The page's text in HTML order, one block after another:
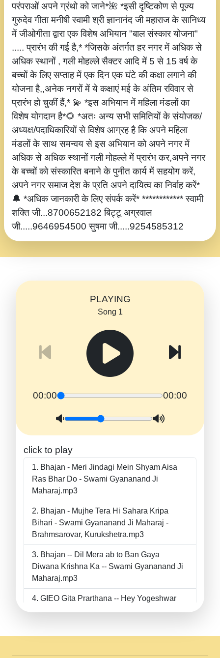
परंपराओं अपने ग्रंथो को जाने*🌺 *इसी दृष्टिकोण से पूज्य
गुरुदेव गीता मनीषी स्वामी श्री ज्ञानानंद जी महाराज के सानिध्य
में जीओगीता द्वारा एक विशेष अभियान "बाल संस्कार योजना"
..... प्रारंभ की गई है,* *जिसके अंतर्गत हर नगर में अधिक से
अधिक स्थानों , गली मोहल्ले सैक्टर आदि में 5 से 15 वर्ष के
बच्चों के लिए सप्ताह में एक दिन एक घंटे की कक्षा लगाने की
योजना है,,अनेक नगरों में ये कक्षाएं मई के अंतिम रविवार से
प्रारंभ हो चुकीं हैं,* 💫 *इस अभियान में महिला मंडलों का
विशेष योगदान है*🌻 *अतः अन्य सभी समितियों के संयोजक/
अध्यक्ष/पदाधिकारियों से विशेष आग्रह है कि अपने महिला
मंडलों के साथ समन्वय से इस अभियान को अपने नगर में
अधिक से अधिक स्थानों गली मोहल्ले में प्रारंभ कर,अपने नगर
के बच्चों को संस्कारित बनाने के पुनीत कार्य में सहयोग करें,
अपने नगर समाज देश के प्रति अपने दायित्व का निर्वाह करें*
🔔 *अधिक जानकारी के लिए संपर्क करें* ************ स्वामी
शक्ति जी...8700652182 बिट्टू अग्रवाल
जी.....9646954500 सुषमा जी.....9254585312
PLAYING
Song 1
00:00 00:00
click to play
Bhajan - Meri Jindagi Mein Shyam Aisa
Ras Bhar Do - Swami Gyananand Ji
Maharaj.mp3
Bhajan - Mujhe Tera Hi Sahara Kripa
Bihari - Swami Gyananand Ji Maharaj -
Brahmsarovar, Kurukshetra.mp3
Bhajan -- Dil Mera ab to Ban Gaya
Diwana Krishna Ka -- Swami Gyananand Ji
Maharaj.mp3
GIEO Gita Prarthana -- Hey Yogeshwar
II Swami Gyananand Ji Maharaj.mp3